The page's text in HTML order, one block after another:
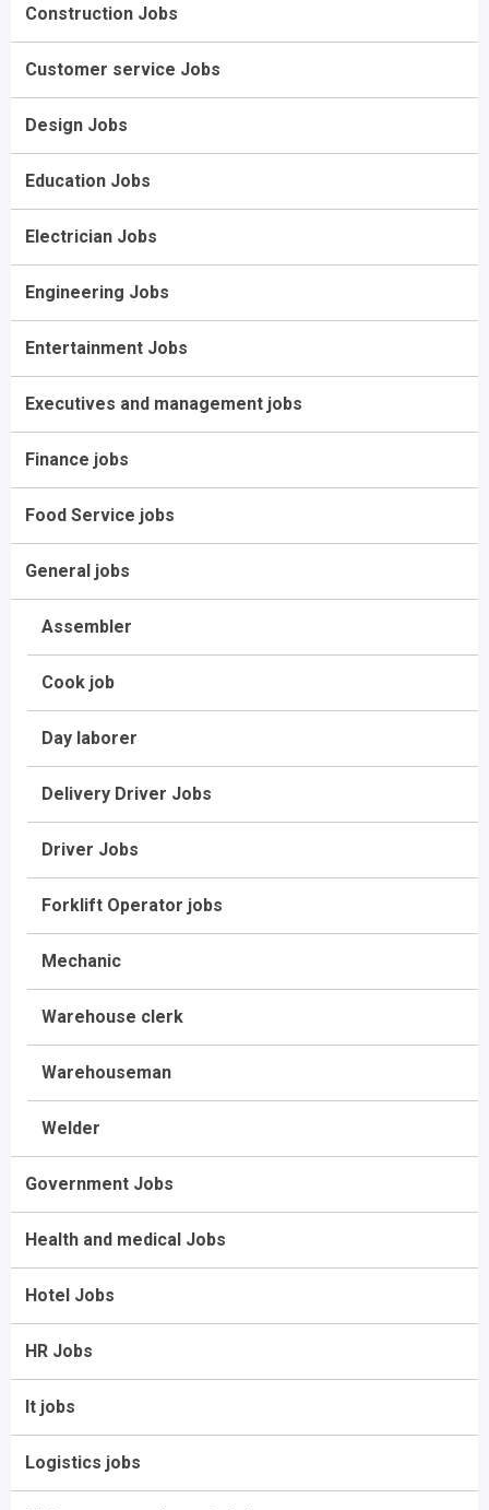
Construction Jobs
Customer service Jobs
Design Jobs
Education Jobs
Electrician Jobs
Engineering Jobs
Entertainment Jobs
Executives and management jobs
Finance jobs
Food Service jobs
General jobs
Assembler
Cook job
Day laborer
Delivery Driver Jobs
Driver Jobs
Forklift Operator jobs
Mechanic
Warehouse clerk
Warehouseman
Welder
Government Jobs
Health and medical Jobs
Hotel Jobs
HR Jobs
It jobs
Logistics jobs